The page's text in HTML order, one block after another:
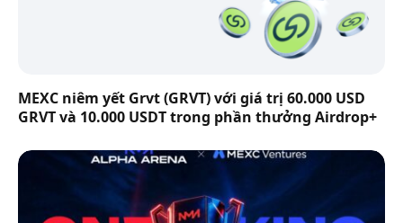
MEXC niêm yết Grvt (GRVT) với giá trị 60.000 USD
GRVT và 10.000 USDT trong phần thưởng Airdrop+